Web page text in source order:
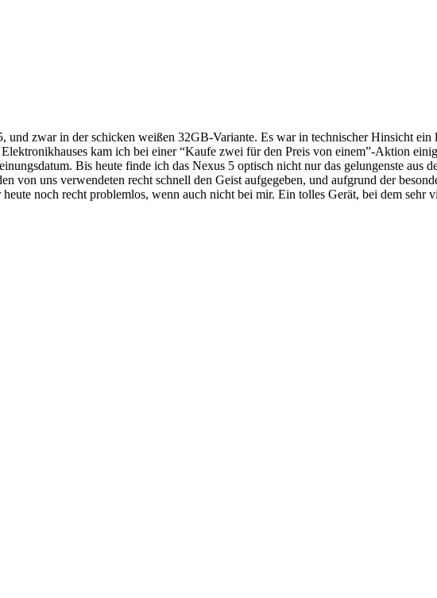
und zwar in der schicken weißen 32GB-Variante. Es war in technischer Hinsicht
kam ich bei einer “Kaufe zwei für den Preis von einem”-Aktion
Bis heute finde ich das Nexus 5 optisch nicht nur das gelungenste aus
von uns verwendeten recht schnell den Geist aufgegeben, und aufgrund der
noch recht problemlos, wenn auch nicht bei mir. Ein tolles Gerät, bei dem sehr